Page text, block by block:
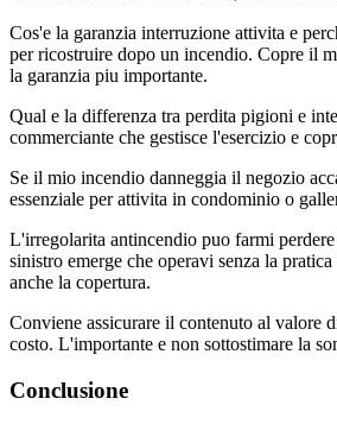
Cos'e la garanzia interruzione attivita e
per ricostruire dopo un incendio. Copre il
la garanzia piu importante.
Qual e la differenza tra perdita pigioni e
commerciante che gestisce l'esercizio e
Se il mio incendio danneggia il negozio
essenziale per attivita in condominio o
L'irregolarita antincendio puo farmi
sinistro emerge che operavi senza la
anche la copertura.
Conviene assicurare il contenuto al valore
costo. L'importante e non sottostimare la
Conclusione